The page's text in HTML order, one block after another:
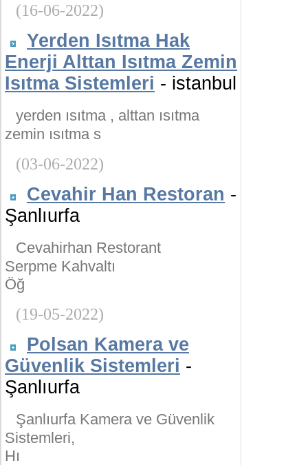
(16-06-2022)
Yerden Isıtma Hak
Enerji Alttan Isıtma Zemin
Isıtma Sistemleri - istanbul
yerden ısıtma , alttan ısıtma
zemin ısıtma s
(03-06-2022)
Cevahir Han Restoran -
Şanlıurfa
Cevahirhan Restorant
Serpme Kahvaltı
Öğ
(19-05-2022)
Polsan Kamera ve
Güvenlik Sistemleri -
Şanlıurfa
Şanlıurfa Kamera ve Güvenlik
Sistemleri,
Hı